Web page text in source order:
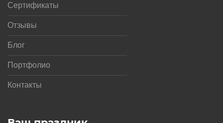
Сертификаты
Отзывы
Блог
Портфолио
Контакты